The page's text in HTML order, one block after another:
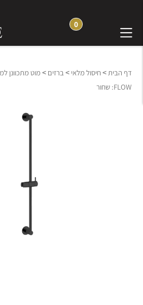
0
דף הבית>חיסול מלאי > ברזים > מוט מתכוונן
FLOW: שחור